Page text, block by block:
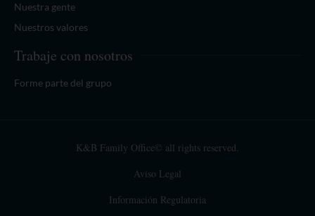
Nuestra gente
Nuestros valores
Trabaje con nosotros
Forme parte del grupo
K&B Family Office© all rights reserved.
Aviso Legal
Información Regulatoria